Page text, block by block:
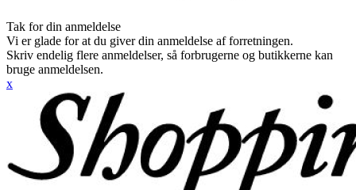
Tak for din anmeldelse
Vi er glade for at du giver din anmeldelse af forretningen.
Skriv endelig flere anmeldelser, så forbrugerne og butikkerne kan
bruge anmeldelsen.
x